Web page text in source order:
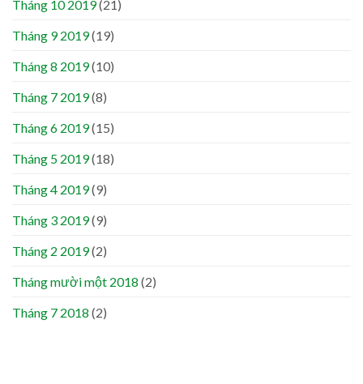
Tháng 10 2019(21)
Tháng 9 2019(19)
Tháng 8 2019(10)
Tháng 7 2019(8)
Tháng 6 2019(15)
Tháng 5 2019(18)
Tháng 4 2019(9)
Tháng 3 2019(9)
Tháng 2 2019(2)
Tháng mười một 2018 (2)
Tháng 7 2018 (2)